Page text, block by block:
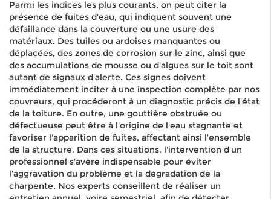
Parmi les indices les plus courants, on peut citer la
présence de fuites d'eau, qui indiquent souvent une
défaillance dans la couverture ou une usure des
matériaux. Des tuiles ou ardoises manquantes ou
déplacées, des zones de corrosion sur le zinc, ainsi que
des accumulations de mousse ou d'algues sur le toit sont
autant de signaux d'alerte. Ces signes doivent
immédiatement inciter à une inspection complète par nos
couvreurs, qui procéderont à un diagnostic précis de l'état
de la toiture. En outre, une gouttière obstruée ou
défectueuse peut être à l'origine de l'eau stagnante et
favoriser l'apparition de fuites, affectant ainsi l'ensemble
de la structure. Dans ces situations, l'intervention d'un
professionnel s'avère indispensable pour éviter
l'aggravation du problème et la dégradation de la
charpente. Nos experts conseillent de réaliser un